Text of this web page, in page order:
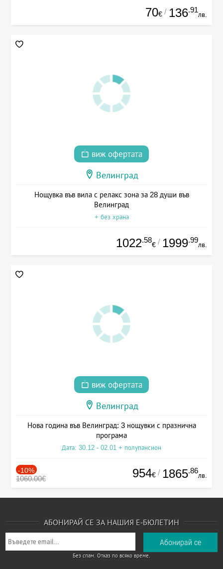
70€ / 136.91
лв.
виж офертата
Велинград
Нощувка във вила с релакс зона за 28 души във
Велинград
+ без храна
1022.58
€ / 1999.99
лв.
виж офертата
Велинград
Нова година във Велинград: 3 нощувки с празнична
програма
Дата: 30.12 - 02.01 + полупансион
-10%
1060.00€ 954€ / 1865.86
лв.
АБОНИРАЙ СЕ ЗА НАШИЯ Е-БЮЛЕТИН
Без спам. Отказ по всяко време.